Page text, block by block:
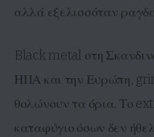
αλλά εξελισσόταν
Black metal στη
ΗΠΑ και την Ευρώπη,
θολώνουν τα όρια. Το
καταφύγιο όσων δεν